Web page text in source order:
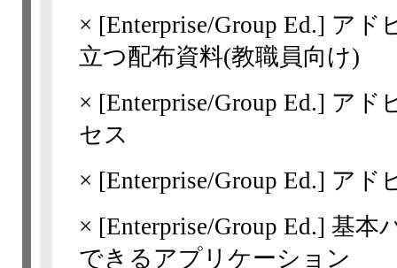
× [Enterprise/Group Ed.] アド
立つ配布資料(教職員向け)
× [Enterprise/Group Ed.] アド
セス
× [Enterprise/Group Ed.] アド
× [Enterprise/Group Ed.] 基本
できるアプリケーション